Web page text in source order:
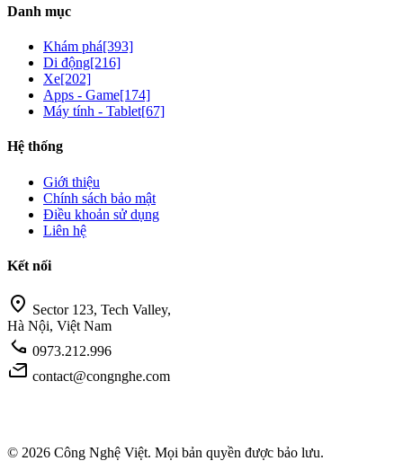
Danh mục
Khám phá[393]
Di động[216]
Xe[202]
Apps - Game[174]
Máy tính - Tablet[67]
Hệ thống
Giới thiệu
Chính sách bảo mật
Điều khoản sử dụng
Liên hệ
Kết nối
location_on Sector 123, Tech Valley,
Hà Nội, Việt Nam
call 0973.212.996
mail contact@congnghe.com
© 2026 Công Nghệ Việt. Mọi bản quyền được bảo lưu.